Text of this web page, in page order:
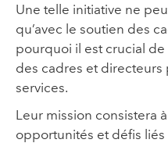
Une telle initiative ne
qu’avec le soutien des
pourquoi il est crucial
des cadres et directeurs
services.
Leur mission consistera
opportunités et défis